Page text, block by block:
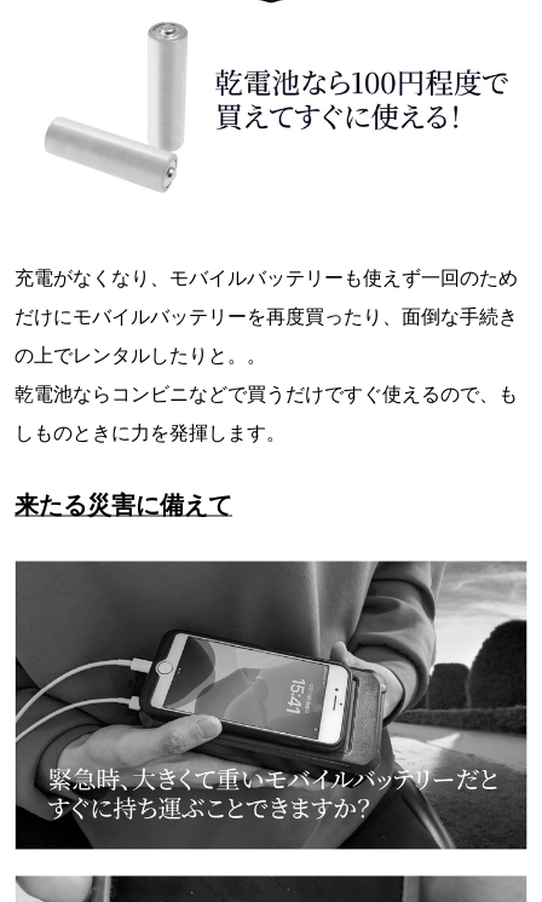
充電がなくなり、モバイルバッテリーも使えず一回のため
だけにモバイルバッテリーを再度買ったり、面倒な手続き
の上でレンタルしたりと。。
乾電池ならコンビニなどで買うだけですぐ使えるので、も
しものときに力を発揮します。
来たる災害に備えて